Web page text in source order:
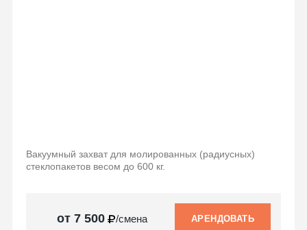
Вакуумный захват для молированных (радиусных)
стеклопакетов весом до 600 кг.
от 7 500 /смена АРЕНДОВАТЬ